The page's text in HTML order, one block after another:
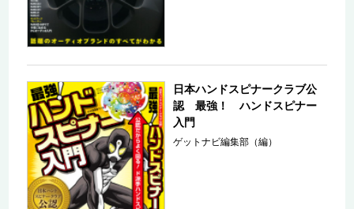
日本ハンドスピナークラブ公
認 最強！ ハンドスピナー
入門
ゲットナビ編集部（編）